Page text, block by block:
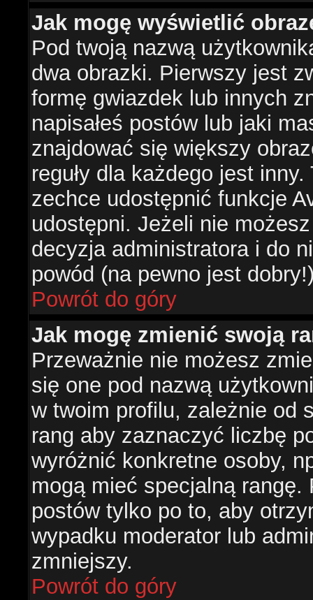
Jak mogę wyświetlić
Pod twoją nazwą
dwa obrazki. Pierwszy jest
formę gwiazdek lub innych
napisałeś postów lub jaki
znajdować się większy
reguły dla każdego jest
zechce udostępnić funkcje
udostępni. Jeżeli nie
decyzja administratora i do
powód (na pewno jest
Powrót do góry
Jak mogę zmienić swoją
Przeważnie nie możesz
się one pod nazwą
w twoim profilu, zależnie od
rang aby zaznaczyć liczbę
wyróżnić konkretne osoby,
mogą mieć specjalną
postów tylko po to, aby
wypadku moderator lub
zmniejszy.
Powrót do góry